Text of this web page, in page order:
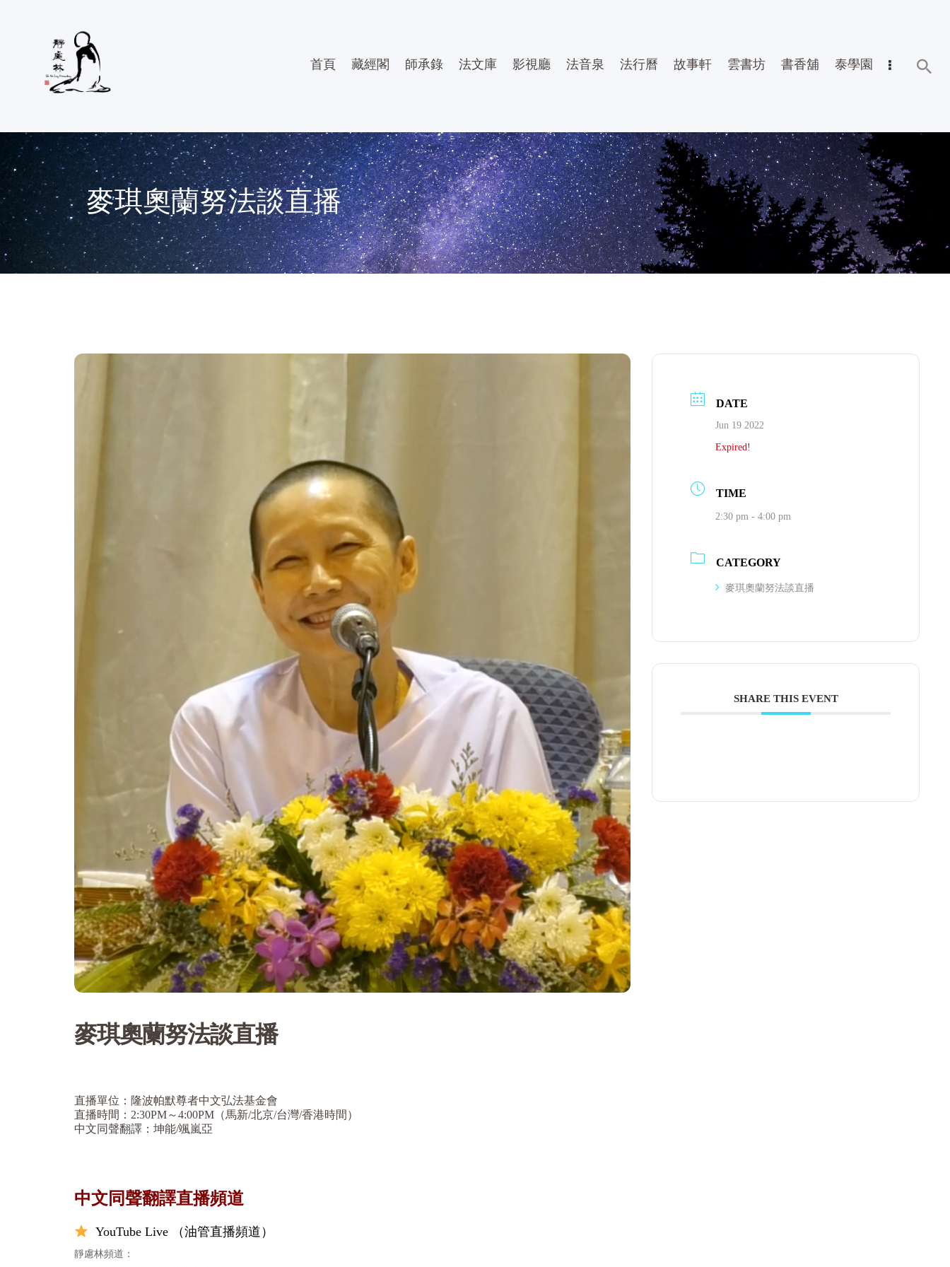
首頁 藏經閣 師承錄 法文庫 影視廳 法音泉 法行曆 故事軒 雲書坊 書香舖 泰學園
麥琪奧蘭努法談直播
麥琪奧蘭努法談直播
直播單位：隆波帕默尊者中文弘法基金會
直播時間：2:30PM～4:00PM（馬新/北京/台灣/香港時間）
中文同聲翻譯：坤能/颯嵐亞
中文同聲翻譯直播頻道
YouTube Live （油管直播頻道）
靜慮林頻道：
DATE
Jun 19 2022
Expired!
TIME
2:30 pm - 4:00 pm
CATEGORY
麥琪奧蘭努法談直播
SHARE THIS EVENT